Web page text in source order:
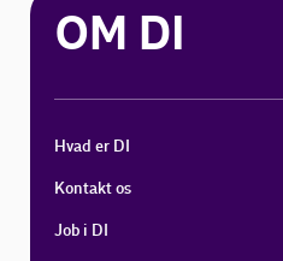
OM DI
Hvad er DI
Kontakt os
Job i DI